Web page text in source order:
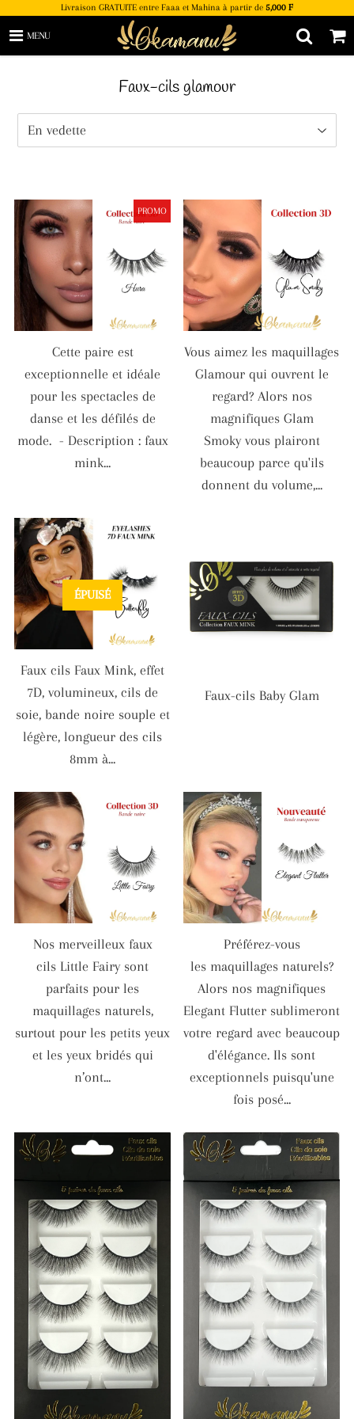
Livraison GRATUITE entre Faaa et Mahina à partir de 5,000 F
MENU
Faux-cils glamour
PROMO
Cette paire est
exceptionnelle et idéale
pour les spectacles de
danse et les défilés de
mode. - Description : faux
mink...
Vous aimez les maquillages
Glamour qui ouvrent le
regard? Alors nos
magnifiques Glam
Smoky vous plairont
beaucoup parce qu'ils
donnent du volume,...
ÉPUISÉ
Faux cils Faux Mink, effet
7D, volumineux, cils de
soie, bande noire souple et
légère, longueur des cils
8mm à...
Faux-cils Baby Glam
Nos merveilleux faux
cils Little Fairy sont
parfaits pour les
maquillages naturels,
surtout pour les petits yeux
et les yeux bridés qui
n’ont...
Préférez-vous
les maquillages naturels?
Alors nos magnifiques
Elegant Flutter sublimeront
votre regard avec beaucoup
d'élégance. Ils sont
exceptionnels puisqu'une
fois posé...